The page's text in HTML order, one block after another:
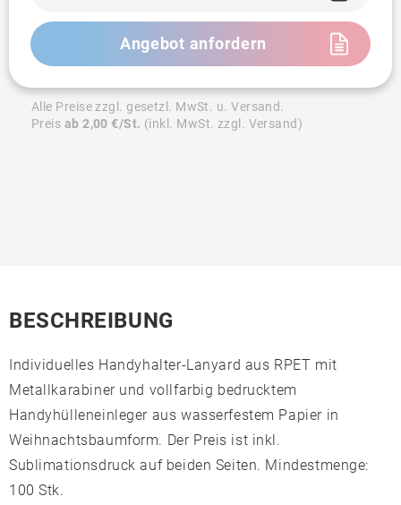
Angebot anfordern
Alle Preise zzgl. gesetzl. MwSt. u. Versand.
Preis ab 2,00 €/St. (inkl. MwSt. zzgl. Versand)
BESCHREIBUNG
Individuelles Handyhalter-Lanyard aus RPET mit
Metallkarabiner und vollfarbig bedrucktem
Handyhülleneinleger aus wasserfestem Papier in
Weihnachtsbaumform. Der Preis ist inkl.
Sublimationsdruck auf beiden Seiten. Mindestmenge:
100 Stk.